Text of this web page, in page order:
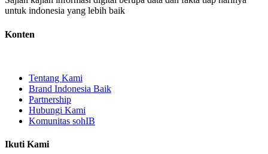
untuk indonesia yang lebih baik
Konten
Tentang Kami
Brand Indonesia Baik
Partnership
Hubungi Kami
Komunitas sohIB
Ikuti Kami